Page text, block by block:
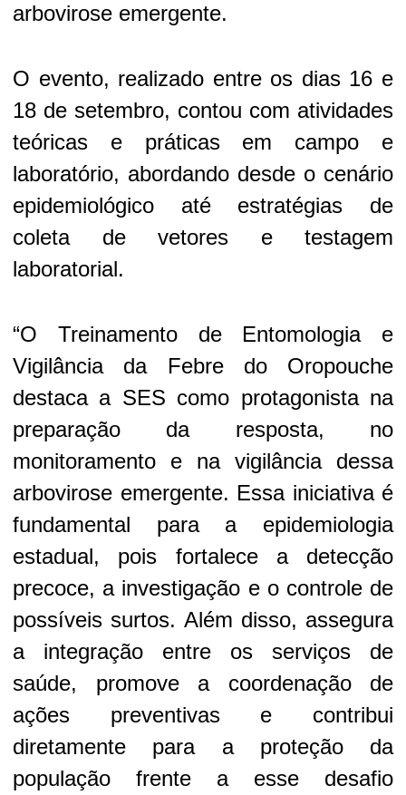
arbovirose emergente.
O evento, realizado entre os dias 16 e
18 de setembro, contou com atividades
teóricas e práticas em campo e
laboratório, abordando desde o cenário
epidemiológico até estratégias de
coleta de vetores e testagem
laboratorial.
“O Treinamento de Entomologia e
Vigilância da Febre do Oropouche
destaca a SES como protagonista na
preparação da resposta, no
monitoramento e na vigilância dessa
arbovirose emergente. Essa iniciativa é
fundamental para a epidemiologia
estadual, pois fortalece a detecção
precoce, a investigação e o controle de
possíveis surtos. Além disso, assegura
a integração entre os serviços de
saúde, promove a coordenação de
ações preventivas e contribui
diretamente para a proteção da
população frente a esse desafio